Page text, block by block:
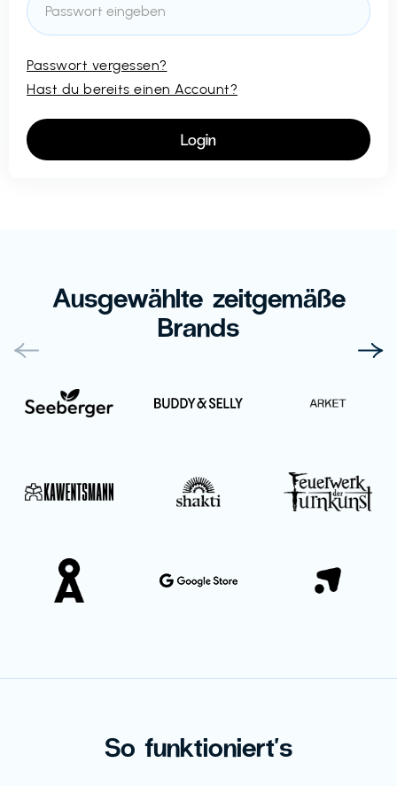
Passwort vergessen?
Hast du bereits einen Account?
Ausgewählte zeitgemäße
Brands
So funktioniert's